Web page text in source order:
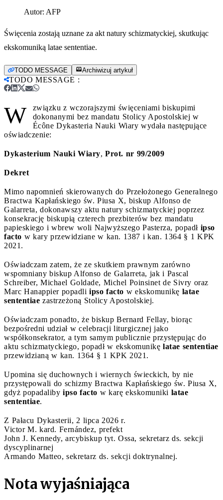
Autor: AFP
Święcenia zostają uznane za akt natury schizmatyckiej, skutkując
ekskomuniką latae sententiae.
TODO MESSAGE Archiwizuj artykuł
TODO MESSAGE :
W
związku z wczorajszymi święceniami biskupimi
dokonanymi bez mandatu Stolicy Apostolskiej w
Écône Dykasteria Nauki Wiary wydała następujące
oświadczenie:
Dykasterium Nauki Wiary, Prot. nr 99/2009
Dekret
Mimo napomnień skierowanych do Przełożonego Generalnego
Bractwa Kapłańskiego św. Piusa X, biskup Alfonso de
Galarreta, dokonawszy aktu natury schizmatyckiej poprzez
konsekrację biskupią czterech prezbiterów bez mandatu
papieskiego i wbrew woli Najwyższego Pasterza, popadł ipso
facto w kary przewidziane w kan. 1387 i kan. 1364 § 1 KPK
2021.
Oświadczam zatem, że ze skutkiem prawnym zarówno
wspomniany biskup Alfonso de Galarreta, jak i Pascal
Schreiber, Michael Goldade, Michel Poinsinet de Sivry oraz
Marc Hanappier popadli ipso facto w ekskomunikę latae
sententiae zastrzeżoną Stolicy Apostolskiej.
Oświadczam ponadto, że biskup Bernard Fellay, biorąc
bezpośredni udział w celebracji liturgicznej jako
współkonsekrator, a tym samym publicznie przystępując do
aktu schizmatyckiego, popadł w ekskomunikę latae sententiae
przewidzianą w kan. 1364 § 1 KPK 2021.
Upomina się duchownych i wiernych świeckich, by nie
przystępowali do schizmy Bractwa Kapłańskiego św. Piusa X,
gdyż popadaliby ipso facto w karę ekskomuniki latae
sententiae.
Z Pałacu Dykasterii, 2 lipca 2026 r.
Victor M. kard. Fernández, prefekt
John J. Kennedy, arcybiskup tyt. Ossa, sekretarz ds. sekcji
dyscyplinarnej
Armando Matteo, sekretarz ds. sekcji doktrynalnej.
Nota wyjaśniająca